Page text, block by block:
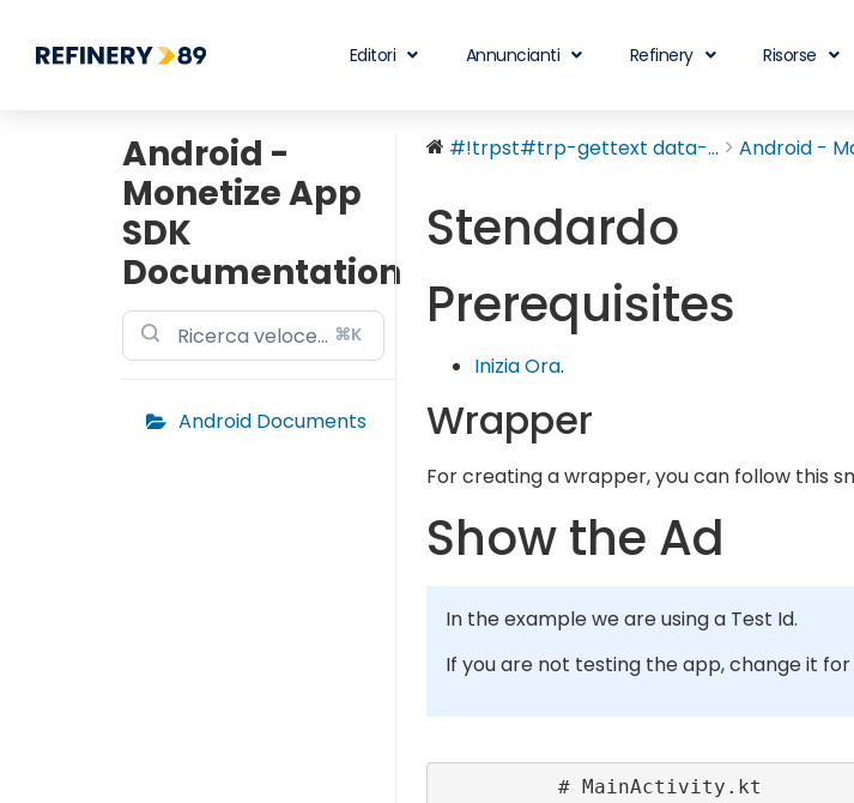
Editori Annuncianti Refinery Risorse
Android -
Monetize App
SDK
Documentation
⌘K
Android Documents
#!trpst#trp-gettext data-... Android -
Stendardo
Prerequisites
Inizia Ora.
Wrapper
For creating a wrapper, you can follow this
Show the Ad
In the example we are using a Test Id.
If you are not testing the app, change it